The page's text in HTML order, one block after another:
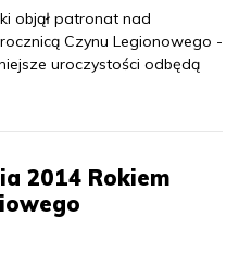
objął patronat nad
Czynu Legionowego -
uroczystości odbędą
2014 Rokiem